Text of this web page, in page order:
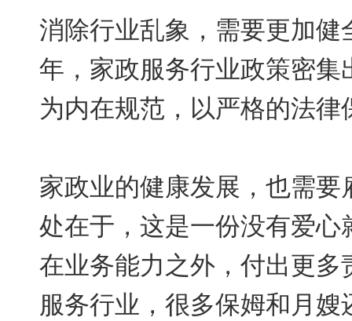
消除行业乱象，需要更加
年，家政服务行业政策密
为内在规范，以严格的法
家政业的健康发展，也需
处在于，这是一份没有爱
在业务能力之外，付出更
服务行业，很多保姆和月